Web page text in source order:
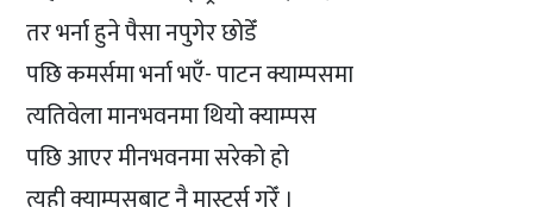
तर भर्ना हुने पैसा नपुगेर छोडेँ
पछि कमर्समा भर्ना भएँ- पाटन क्याम्पसमा
त्यतिवेला मानभवनमा थियो क्याम्पस
पछि आएर मीनभवनमा सरेको हो